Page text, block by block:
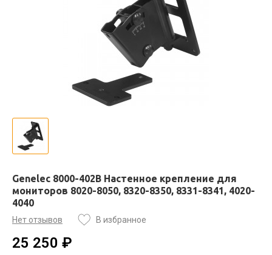
Genelec 8000-402B Настенное крепление для
мониторов 8020-8050, 8320-8350, 8331-8341, 4020-
4040
Нет отзывов В избранное
25 250 ₽